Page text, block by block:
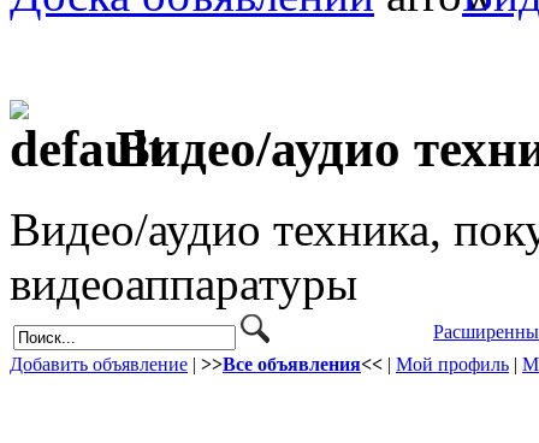
Видео/аудио
Видео/аудио техника,
видеоаппаратуры
Добавить объявление | >>Все объявления<< | Мой профиль |